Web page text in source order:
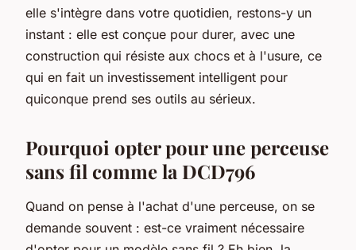
elle s'intègre dans votre quotidien, restons-y un
instant : elle est conçue pour durer, avec une
construction qui résiste aux chocs et à l'usure, ce
qui en fait un investissement intelligent pour
quiconque prend ses outils au sérieux.
Pourquoi opter pour une perceuse
sans fil comme la DCD796
Quand on pense à l'achat d'une perceuse, on se
demande souvent : est-ce vraiment nécessaire